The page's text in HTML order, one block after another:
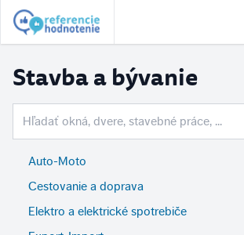
Stavba a bývanie
Auto-Moto
Cestovanie a doprava
Elektro a elektrické spotrebiče